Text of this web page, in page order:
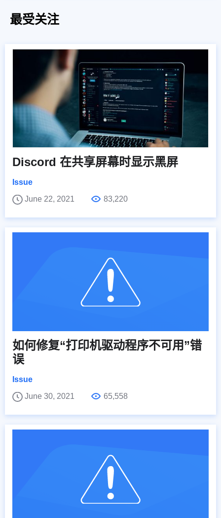
最受关注
Discord 在共享屏幕时显示黑屏
Issue
June 22, 2021
83,220
如何修复“打印机驱动程序不可用”错
误
Issue
June 30, 2021
65,558